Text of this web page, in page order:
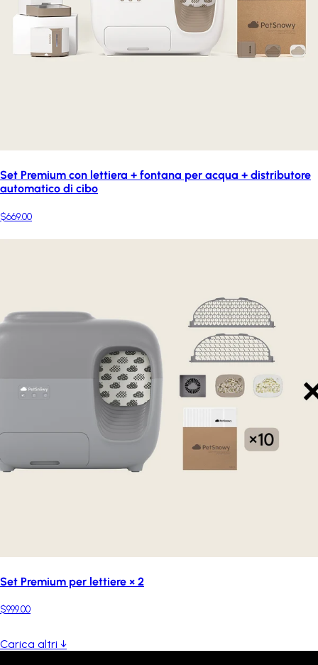
Set Premium con lettiera + fontana per acqua + distributore
automatico di cibo
$669.00
Set Premium per lettiere × 2
$999.00
Carica altri ↓